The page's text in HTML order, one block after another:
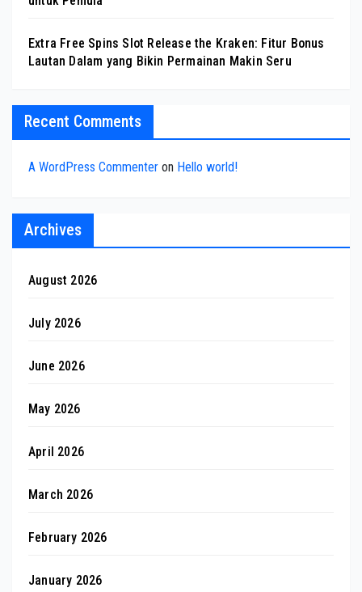
Extra Free Spins Slot Release the Kraken: Fitur Bonus
Lautan Dalam yang Bikin Permainan Makin Seru
Recent Comments
A WordPress Commenter on Hello world!
Archives
August 2026
July 2026
June 2026
May 2026
April 2026
March 2026
February 2026
January 2026